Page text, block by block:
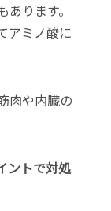
ります。
アミノ酸に
肉や内臓の
ントで対処